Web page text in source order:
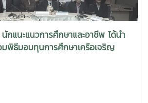
แนะแนวการศึกษาและอาชีพ ได้นำ
มพิธีมอบทุนการศึกษาเครือเจริญ